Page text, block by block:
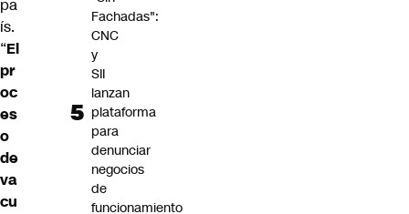
pa
ís.
“El
pr
oc
es
o
de
va
cu
Fachadas":
CNC
y
SII
lanzan
plataforma
para
denunciar
negocios
de
funcionamiento